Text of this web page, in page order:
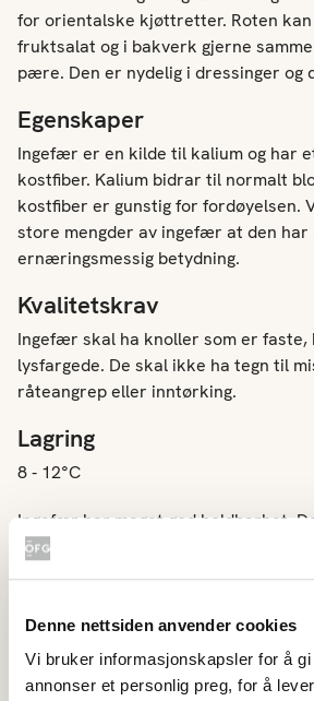
Denne nettsiden anvender cookies
Vi bruker informasjonskapsler for å gi
annonser et personlig preg, for å
for orientalske kjøttretter. Roten kan
fruktsalat og i bakverk gjerne
pære. Den er nydelig i dressinger og
Egenskaper
Ingefær er en kilde til kalium og har
kostfiber. Kalium bidrar til normalt
kostfiber er gunstig for fordøyelsen.
store mengder av ingefær at den har
ernæringsmessig betydning.
Kvalitetskrav
Ingefær skal ha knoller som er faste,
lysfargede. De skal ikke ha tegn til
råteangrep eller inntørking.
Lagring
8 - 12°C
Ingefær har meget god holdbarhet.
måneder ved gode lagringsforhold.
Latin